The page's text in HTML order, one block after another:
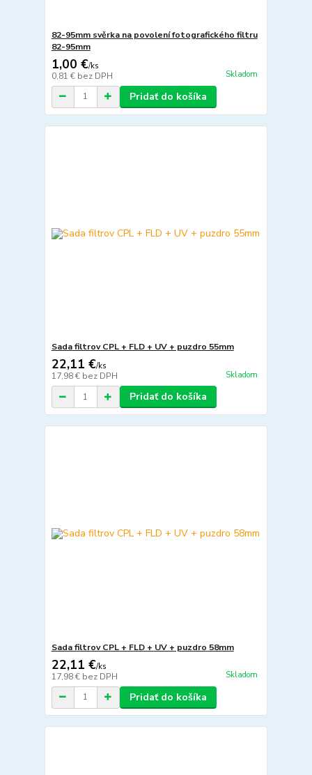
82-95mm svěrka na povolení fotografického filtru
82-95mm
1,00 €/ks
0,81 € bez DPH Skladom
Pridať do košíka
Sada filtrov CPL + FLD + UV + puzdro 55mm
22,11 €/ks
17,98 € bez DPH Skladom
Pridať do košíka
Sada filtrov CPL + FLD + UV + puzdro 58mm
22,11 €/ks
17,98 € bez DPH Skladom
Pridať do košíka